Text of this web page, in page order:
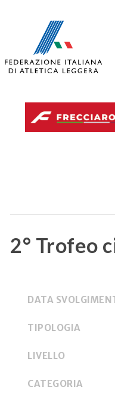
2° Trofeo
DATA
TIPOLOGIA
LIVELLO
CATEGORIA